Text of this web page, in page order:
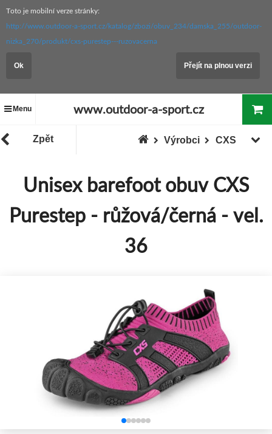
Toto je mobilní verze stránky:
http://www.outdoor-a-sport.cz/katalog/zbozi/obuv_234/damska_255/outdoor-
nizka_270/produkt/cxs-purestep---ruzovacerna
Ok Přejít na plnou verzi
Menu www.outdoor-a-sport.cz
Zpět CXS
Výrobci
Unisex barefoot obuv CXS
Purestep - růžová/černá - vel.
36